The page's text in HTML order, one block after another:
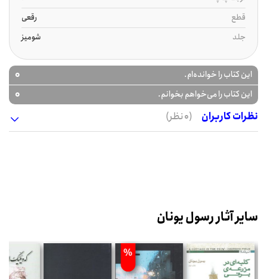
قطع
رقعی
جلد
شومیز
این کتاب را خوانده‌ام. 0
این کتاب را می‌خواهم بخوانم.
0
نظرات کاربران
(0 نظر)
سایر آثار رسول یونان
%